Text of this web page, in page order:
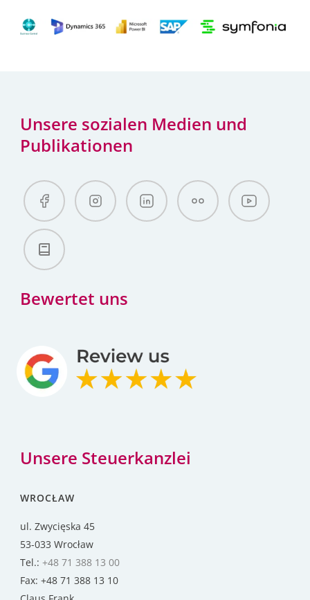
Unsere sozialen Medien und
Publikationen
Bewertet uns
Unsere Steuerkanzlei
WROCŁAW
ul. Zwycięska 45
53-033 Wrocław
Tel.: +48 71 388 13 00
Fax: +48 71 388 13 10